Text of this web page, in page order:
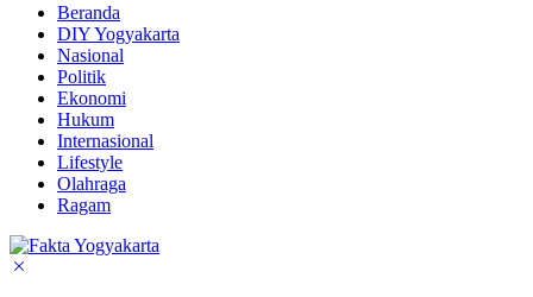
Beranda
DIY Yogyakarta
Nasional
Politik
Ekonomi
Hukum
Internasional
Lifestyle
Olahraga
Ragam